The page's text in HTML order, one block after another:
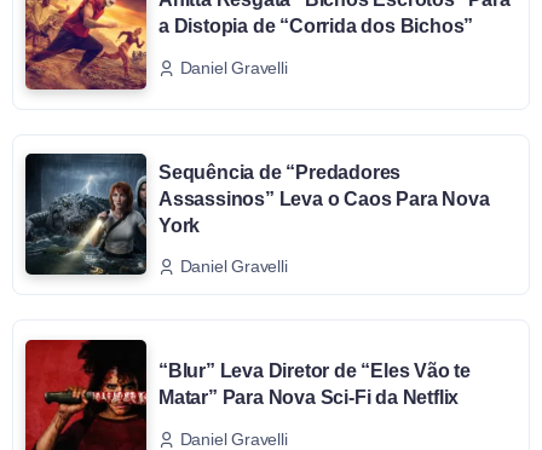
a Distopia de “Corrida dos Bichos”
Daniel Gravelli
Sequência de “Predadores
Assassinos” Leva o Caos Para Nova
York
Daniel Gravelli
“Blur” Leva Diretor de “Eles Vão te
Matar” Para Nova Sci-Fi da Netflix
Daniel Gravelli